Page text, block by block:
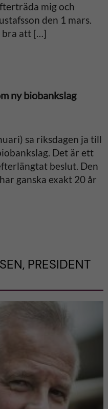
mig och
den 1 mars.
bra att […]
ny biobankslag
sa riksdagen ja till
Det är ett
beslut. Den
ganska exakt 20 år
PRESIDENT